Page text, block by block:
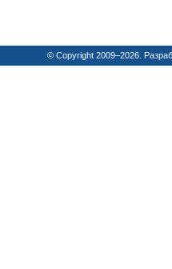
© Copyright 2009–2026.